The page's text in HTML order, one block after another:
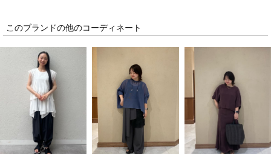
このブランドの他のコーディネート